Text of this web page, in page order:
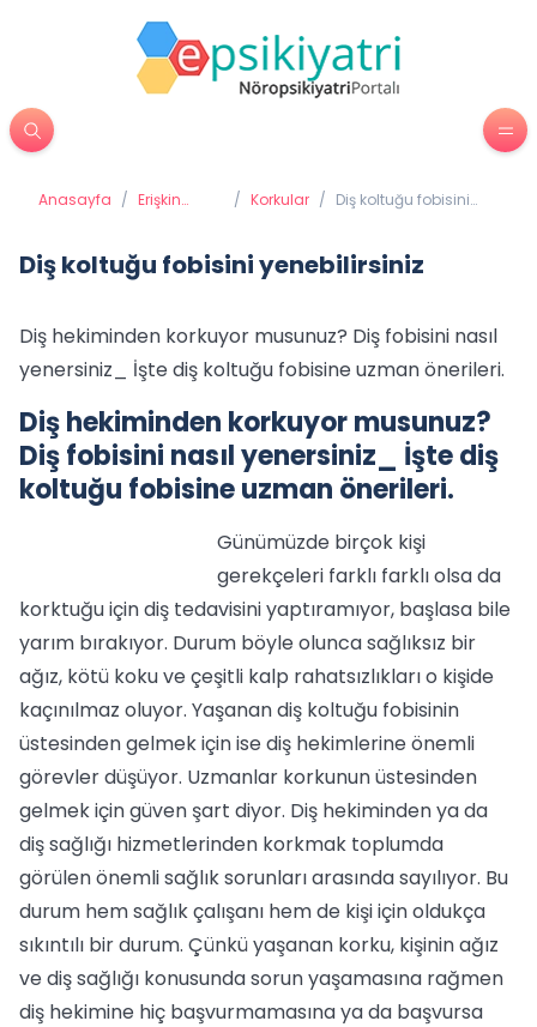
Anasayfa / Erişkin
/ Korkular / Diş koltuğu fobisini
Diş koltuğu fobisini yenebilirsiniz
Diş hekiminden korkuyor musunuz? Diş fobisini nasıl
yenersiniz_ İşte diş koltuğu fobisine uzman önerileri.
Diş hekiminden korkuyor musunuz?
Diş fobisini nasıl yenersiniz_ İşte diş
koltuğu fobisine uzman önerileri.
Günümüzde birçok kişi
gerekçeleri farklı farklı olsa da
korktuğu için diş tedavisini yaptıramıyor, başlasa bile
yarım bırakıyor. Durum böyle olunca sağlıksız bir
ağız, kötü koku ve çeşitli kalp rahatsızlıkları o kişide
kaçınılmaz oluyor. Yaşanan diş koltuğu fobisinin
üstesinden gelmek için ise diş hekimlerine önemli
görevler düşüyor. Uzmanlar korkunun üstesinden
gelmek için güven şart diyor. Diş hekiminden ya da
diş sağlığı hizmetlerinden korkmak toplumda
görülen önemli sağlık sorunları arasında sayılıyor. Bu
durum hem sağlık çalışanı hem de kişi için oldukça
sıkıntılı bir durum. Çünkü yaşanan korku, kişinin ağız
ve diş sağlığı konusunda sorun yaşamasına rağmen
diş hekimine hiç başvurmamasına ya da başvursa